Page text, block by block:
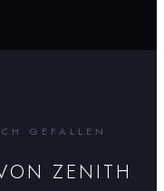
GEFALLEN
ZENITH